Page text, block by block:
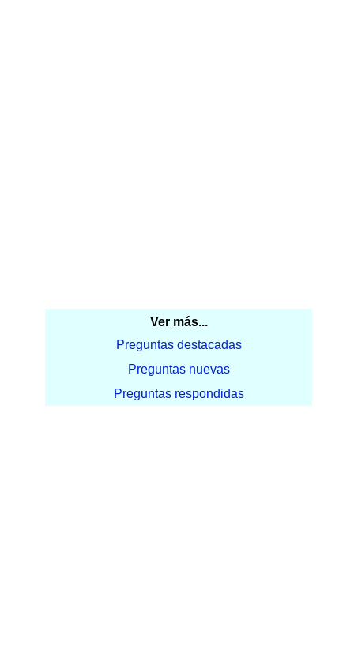
Ver más...
Preguntas destacadas
Preguntas nuevas
Preguntas respondidas